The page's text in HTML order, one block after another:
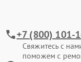
+7 (800) 101-
Свяжитесь с
поможем с